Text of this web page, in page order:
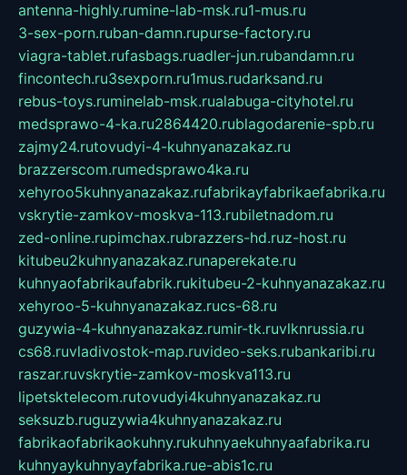
antenna-highly.rumine-lab-msk.ru1-mus.ru
3-sex-porn.ruban-damn.rupurse-factory.ru
viagra-tablet.rufasbags.ruadler-jun.rubandamn.ru
fincontech.ru3sexporn.ru1mus.rudarksand.ru
rebus-toys.ruminelab-msk.rualabuga-cityhotel.ru
medsprawo-4-ka.ru2864420.rublagodarenie-spb.ru
zajmy24.rutovudyi-4-kuhnyanazakaz.ru
brazzerscom.rumedsprawo4ka.ru
xehyroo5kuhnyanazakaz.rufabrikayfabrikaefabrika.ru
vskrytie-zamkov-moskva-113.rubiletnadom.ru
zed-online.rupimchax.rubrazzers-hd.ruz-host.ru
kitubeu2kuhnyanazakaz.runaperekate.ru
kuhnyaofabrikaufabrik.rukitubeu-2-kuhnyanazakaz.ru
xehyroo-5-kuhnyanazakaz.rucs-68.ru
guzywia-4-kuhnyanazakaz.rumir-tk.ruvlknrussia.ru
cs68.ruvladivostok-map.ruvideo-seks.rubankaribi.ru
raszar.ruvskrytie-zamkov-moskva113.ru
lipetsktelecom.rutovudyi4kuhnyanazakaz.ru
seksuzb.ruguzywia4kuhnyanazakaz.ru
fabrikaofabrikaokuhny.rukuhnyaekuhnyaafabrika.ru
kuhnyaykuhnyayfabrika.rue-abis1c.ru